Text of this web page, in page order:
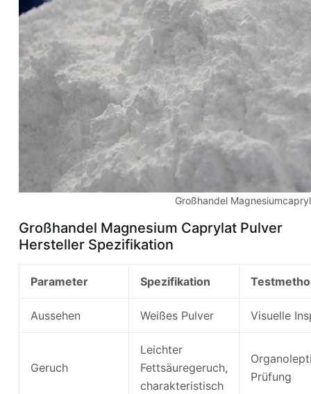
Großhandel
Großhandel Magnesium Caprylat Pulver
Hersteller Spezifikation
Parameter Spezifikation
Aussehen Weißes Pulver Visuelle
Geruch
Leichter
Fettsäuregeruch,
charakteristisch
Prüfung